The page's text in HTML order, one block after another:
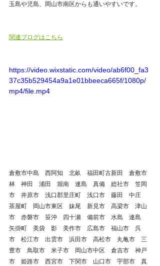
玉島や児島、岡山市南区からも通いやすいです。
関連ブログはこちら
https://video.wixstatic.com/video/ab6f00_fa3
37c35b529454a9a1e01bbeeca665f/1080p/
mp4/file.mp4
倉敷市中島　西阿知　北畝　福田町古新田　倉敷市
林　神田　浦田　堀南　連島　真備　総社市　笠岡
市　井原市　浅口郡里庄町　浅口市　藤田　中庄
茶屋町　岡山市東区　妹尾　新見市　高梁市　津山
市　赤磐市　笹沖　四十瀬　備前市　水島　連島
矢掛町　美袋　影　美作市　広島市　福山市　呉
市　松江市　出雲市　浜田市　高松市　丸亀市　三
豊市　鳥取市　米子市　岡山市中区　倉吉市　神戸
市　姫路市　西宮市　下関市　山口市　宇部市　真